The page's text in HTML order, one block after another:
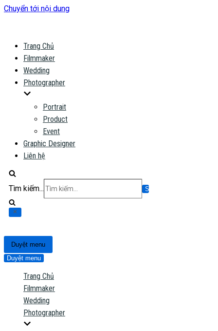
Chuyển tới nội dung
Trang Chủ
Filmmaker
Wedding
Photographer
Portrait
Product
Event
Graphic Designer
Liên hệ
Tìm kiếm...
Duyệt menu
Duyệt menu
Trang Chủ
Filmmaker
Wedding
Photographer